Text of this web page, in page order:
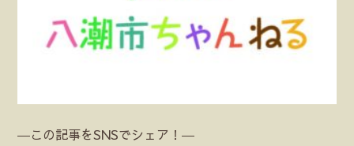
―この記事をSNSでシェア！―